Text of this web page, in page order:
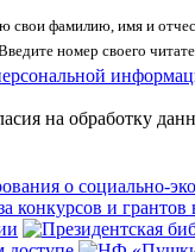
свои фамилию, имя и
номер своего
на обработку